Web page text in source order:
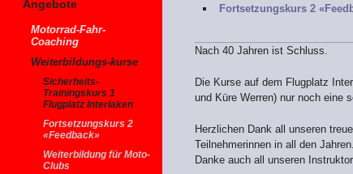
Angebote
Motorrad-Fahr-
Coaching
Weiterbildungs-kurse
Sicherheits-
Trainingskurs 1
Flugplatz Interlaken
Fortsetzungskurs 2
«Feedback»
Weiterbildung für Moto-
Clubs
Fortsetzungskurs 2
Nach 40 Jahren ist Schluss.
Die Kurse auf dem Flugplatz
und Küre Werren) nur noch eine
Herzlichen Dank all unseren
Teilnehmerinnen in all den Jahren.
Danke auch all unseren